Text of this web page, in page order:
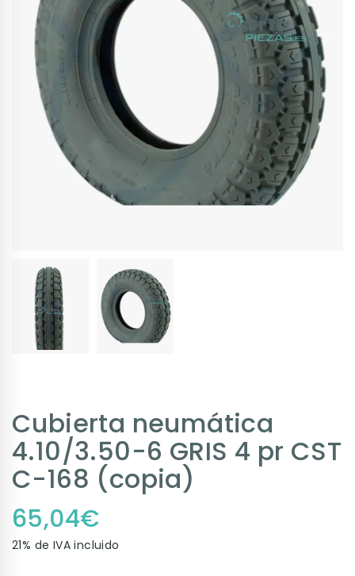
Cubierta neumática
4.10/3.50-6 GRIS 4 pr CST
C-168 (copia)
65,04€
21% de IVA incluido